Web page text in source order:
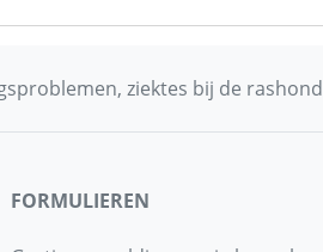
ziektes bij de rashond
FORMULIEREN